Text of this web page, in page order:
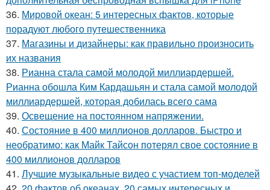
36. Мировой океан: 5 интересных фактов, которые
порадуют любого путешественника
37. Магазины и дизайнеры: как правильно произносить
их названия
38. Рианна стала самой молодой миллиардершей.
Рианна обошла Ким Кардашьян и стала самой молодой
миллиардершей, которая добилась всего сама
39. Освещение на постоянном напряжении.
40. Состояние в 400 миллионов долларов. Быстро и
необратимо: как Майк Тайсон потерял свое состояние в
400 миллионов долларов
41. Лучшие музыкальные видео с участием топ-моделей